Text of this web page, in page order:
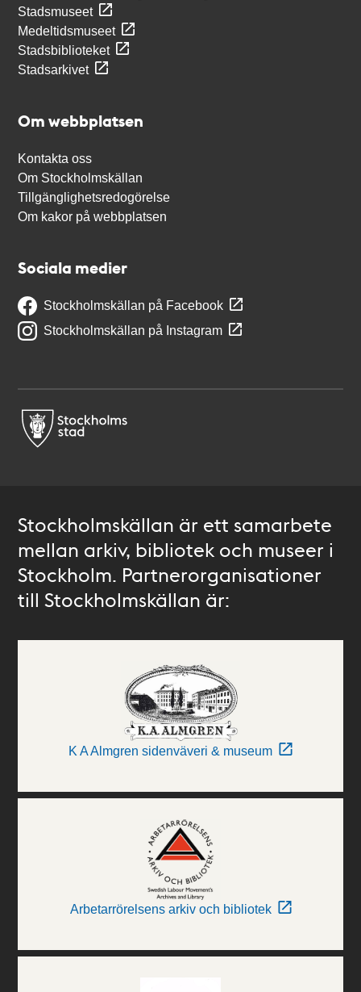
Stadsmuseet
Medeltidsmuseet
Stadsbiblioteket
Stadsarkivet
Om webbplatsen
Kontakta oss
Om Stockholmskällan
Tillgänglighetsredogörelse
Om kakor på webbplatsen
Sociala medier
Stockholmskällan på Facebook
Stockholmskällan på Instagram
Stockholmskällan är ett samarbete
mellan arkiv, bibliotek och museer i
Stockholm. Partnerorganisationer
till Stockholmskällan är:
K A Almgren sidenväveri & museum
Arbetarrörelsens arkiv och bibliotek